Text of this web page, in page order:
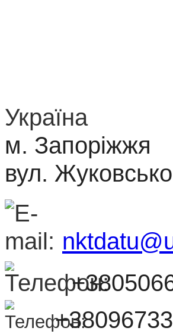
Україна
м. Запоріжжя
вул.